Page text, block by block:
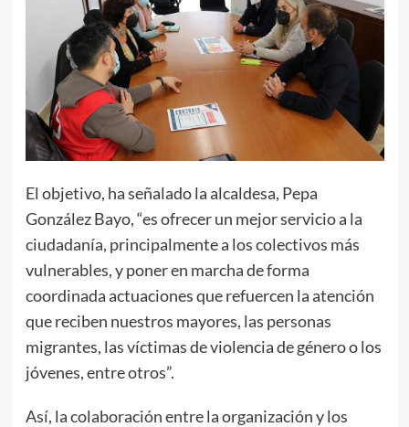
El objetivo, ha señalado la alcaldesa, Pepa
González Bayo, “es ofrecer un mejor servicio a la
ciudadanía, principalmente a los colectivos más
vulnerables, y poner en marcha de forma
coordinada actuaciones que refuercen la atención
que reciben nuestros mayores, las personas
migrantes, las víctimas de violencia de género o los
jóvenes, entre otros”.
Así, la colaboración entre la organización y los